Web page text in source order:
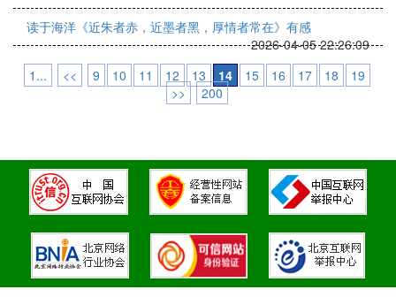
读于海洋《近朱者赤，近墨者黑，厚情者常在》有感
2026-04-05 22:26:09
1...
<< 9 10 11 12 13 14 15 16 17 18
19
>>
200